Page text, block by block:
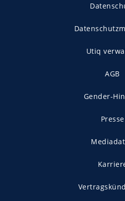
Utiq
AGB
Gender-
Presse